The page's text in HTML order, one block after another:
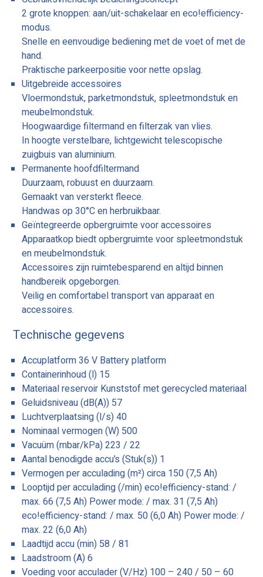
2 grote knoppen: aan/uit-schakelaar en eco!efficiency-
modus.
Snelle en eenvoudige bediening met de voet of met de
hand.
Praktische parkeerpositie voor nette opslag.
Uitgebreide accessoires
Vloermondstuk, parketmondstuk, spleetmondstuk en
meubelmondstuk.
Hoogwaardige filtermand en filterzak van vlies.
In hoogte verstelbare, lichtgewicht telescopische
zuigbuis van aluminium.
Permanente hoofdfiltermand
Duurzaam, robuust en duurzaam.
Gemaakt van versterkt fleece.
Handwas op 30°C en herbruikbaar.
Geïntegreerde opbergruimte voor accessoires
Apparaatkop biedt opbergruimte voor spleetmondstuk
en meubelmondstuk.
Accessoires zijn ruimtebesparend en altijd binnen
handbereik opgeborgen.
Veilig en comfortabel transport van apparaat en
accessoires.
Technische gegevens
Accuplatform 36 V Battery platform
Containerinhoud (l) 15
Materiaal reservoir Kunststof met gerecycled materiaal
Geluidsniveau (dB(A)) 57
Luchtverplaatsing (l/s) 40
Nominaal vermogen (W) 500
Vacuüm (mbar/kPa) 223 / 22
Aantal benodigde accu’s (Stuk(s)) 1
Vermogen per acculading (m²) circa 150 (7,5 Ah)
Looptijd per acculading (/min) eco!efficiency-stand: /
max. 66 (7,5 Ah) Power mode: / max. 31 (7,5 Ah)
eco!efficiency-stand: / max. 50 (6,0 Ah) Power mode: /
max. 22 (6,0 Ah)
Laadtijd accu (min) 58 / 81
Laadstroom (A) 6
Voeding voor acculader (V/Hz) 100 – 240 / 50 – 60